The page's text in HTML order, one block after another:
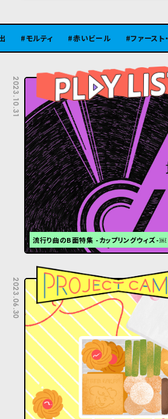
ティ 赤いビール ファースト・グラス
2023.10.31
流行り曲のB面特集 -カップリングウィズ-￼
2023.06.30